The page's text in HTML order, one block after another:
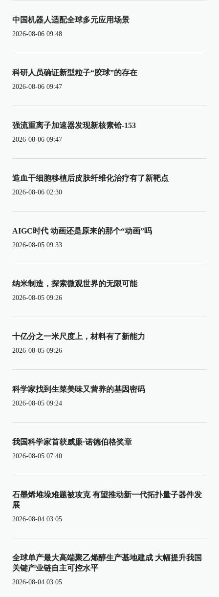
中国机器人适配全球多元应用场景
2026-08-06 09:48
科研人员确证新型粒子“胶球”的存在
2026-08-06 09:47
强流重离子加速器发现新核素铪-153
2026-08-06 09:47
造血干细胞移植后皮肤纤维化治疗有了新靶点
2026-08-06 02:30
AIGC时代 动画还是原来的那个“动画”吗
2026-08-05 09:33
纳米制造，探索微观世界的无限可能
2026-08-05 09:26
十亿分之一米尺度上，材料有了新能力
2026-08-05 09:26
科学家找到生菜美味又营养的基因密码
2026-08-05 09:24
我国科学家首获威廉·诺德伯格奖章
2026-08-05 07:40
石墨烯堆垛难题被攻克 有望推动新一代拓扑量子器件发
展
2026-08-04 03:05
全球单产最大高端聚乙烯醇生产基地建成 大幅提升我国
关键产业链自主可控水平
2026-08-04 03:05